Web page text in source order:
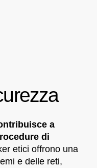
a
di
etici offrono una
e delle reti,